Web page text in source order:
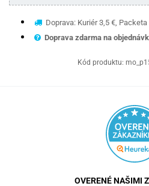
Doprava: Kuriér 3,5 €,
Doprava zdarma na
Kód produktu:
OVERENÉ NAŠIMI